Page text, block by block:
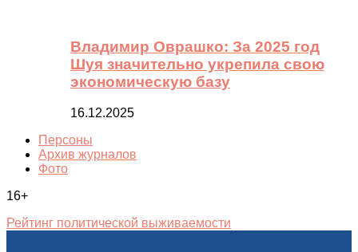
Владимир Оврашко: За 2025 год
Шуя значительно укрепила свою
экономическую базу
16.12.2025
Персоны
Архив журналов
Фото
16+
Рейтинг политической выживаемости